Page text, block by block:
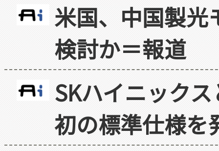
米国、中国製光
検討か＝報道
SKハイニック
初の標準仕様を